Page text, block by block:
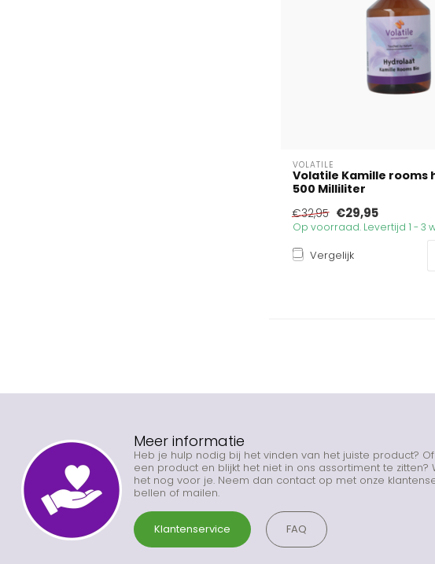
VOLATILE
Volatile Kamille rooms
500 Milliliter
€32,95 €29,95
Op voorraad. Levertijd 1 - 3
Vergelijk
Meer informatie
Heb je hulp nodig bij het vinden van het juiste product?
een product en blijkt het niet in ons assortiment te zitten?
het nog voor je. Neem dan contact op met onze
bellen of mailen.
Klantenservice FAQ